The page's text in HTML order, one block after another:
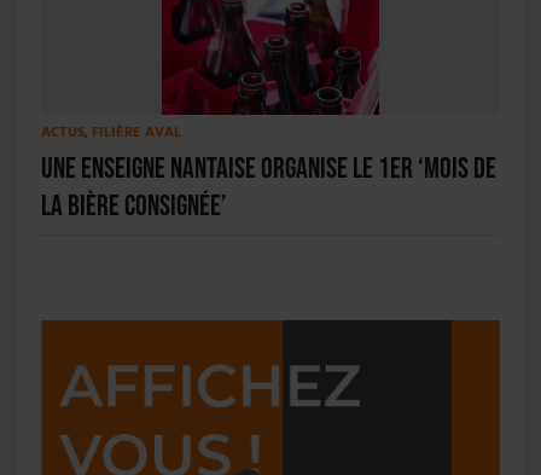
ACTUS, FILIÈRE AVAL
Une enseigne nantaise organise le 1er ‘mois de
la bière consignée’